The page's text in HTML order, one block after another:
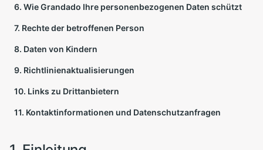
6. WieGrandado Ihre personenbezogenen Daten schützt
7. Rechte der betroffenen Person
8. Daten von Kindern
9. Richtlinienaktualisierungen
10. Links zu Drittanbietern
11. Kontaktinformationen und Datenschutzanfragen